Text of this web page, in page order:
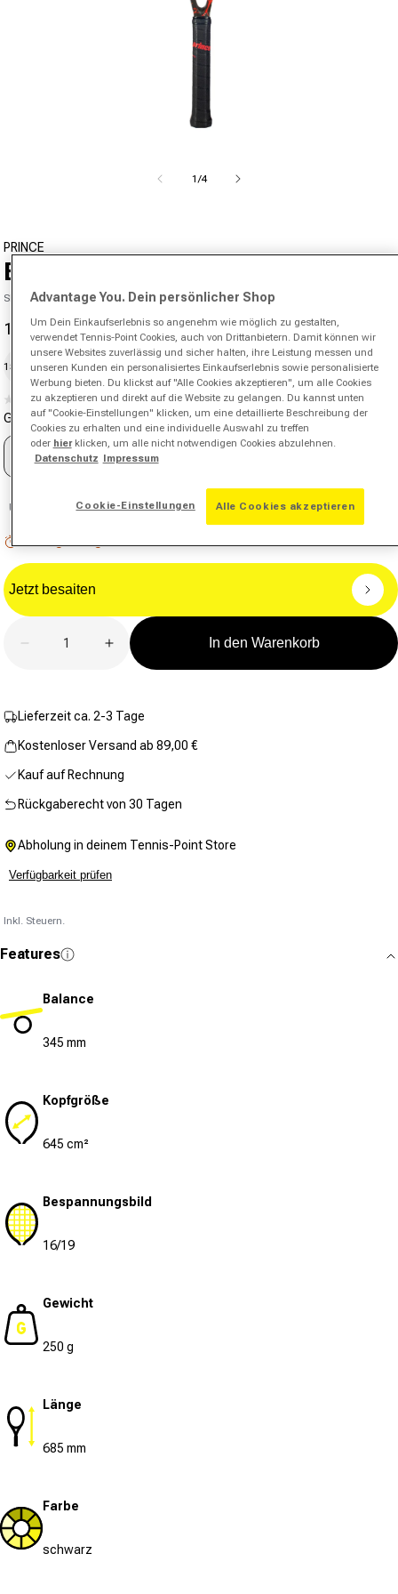
1/von
4
PRINCE
Beast 250 Turnierschläger
SKU 00806702197000
Verkaufspreis
164,95 €
Normaler Preis
189,95 €-13%
151,95 € ab 2 Stk.
Kein
Beurteilungswert.
Link
auf
derselben
(0)
Griffgröße
0
Unsicher bei der Griffstärke?Griffberater
Jetzt besaiten
Verringere die Menge für Beast 250 Turnierschläger
Erhöhe die Menge für Beast 250
In den Warenkorb
Lieferzeit ca. 2-3 Tage
Kostenloser Versand ab 89,00 €
Kauf auf Rechnung
Rückgaberecht von 30 Tagen
Abholung in deinem Tennis-Point Store
Verfügbarkeit prüfen
Inkl. Steuern.
Features
Balance
345 mm
Kopfgröße
645 cm²
Bespannungsbild
16/19
Gewicht
250 g
Länge
685 mm
Farbe
schwarz
Advantage You. Dein persönlicher Shop
Um Dein Einkaufserlebnis so angenehm wie möglich zu gestalten,
verwendet Tennis-Point Cookies, auch von Drittanbietern. Damit können wir
unsere Websites zuverlässig und sicher halten, ihre Leistung messen und
unseren Kunden ein personalisiertes Einkaufserlebnis sowie personalisierte
Werbung bieten. Du klickst auf "Alle Cookies akzeptieren", um alle Cookies
zu akzeptieren und direkt auf die Website zu gelangen. Du kannst unten
auf "Cookie-Einstellungen" klicken, um eine detaillierte Beschreibung der
Cookies zu erhalten und eine individuelle Auswahl zu treffen
oder hierklicken, um alle nicht notwendigen Cookies abzulehnen.
Datenschutz Impressum
Cookie-Einstellungen Alle Cookies akzeptieren